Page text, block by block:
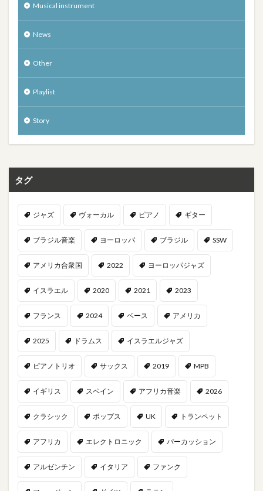
Musical instrument
News
Other
Playlist
Story
タグ
ジャズ ヴォーカル ピアノ ギター
ブラジル音楽 ヨーロッパ ブラジル SSW
アメリカ合衆国 2022 ヨーロッパジャズ
イスラエル 2020 2021 2023
フランス 2024 ベース アメリカ
2025 ドラムス イスラエルジャズ
ピアノトリオ サックス 2019 MPB
イギリス スペイン アフリカ音楽 2026
クラシック ポップス UK トランペット
アフリカ エレクトロニック パーカッション
アルゼンチン イタリア ファンク